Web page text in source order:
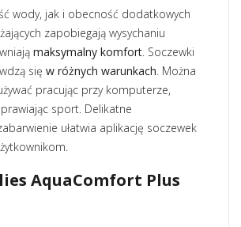
wody, jak i obecność dodatkowych
zapobiegają wysychaniu
maksymalny komfort. Soczewki
się w różnych warunkach. Można
pracując przy komputerze,
sport. Delikatne
ułatwia aplikację soczewek
AquaComfort Plus